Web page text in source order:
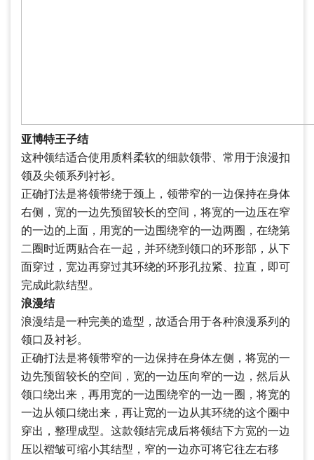
亚博特王子结
这种领结适合使用质料柔软的细款领带、常用于浪漫扣
领及尖领系列衬衫。
正确打法是将领带绕于颈上，领带窄的一边保持在身体
右侧，宽的一边先预留较长的空间，将宽的一边压在窄
的一边的上面，用宽的一边围绕窄的一边两圈，在绕第
二圈时近两贴合在一起，并环绕到领口的环形部，从下
面穿过，宽边再穿过其环绕的环形孔拉紧、拉直，即可
完成此款结型。
浪漫结
浪漫结是一种完美的造型，故适合用于各种浪漫系列的
领口及衬衫。
正确打法是将领带窄的一边保持在身体左侧，将宽的一
边先预留较长的空间，宽的一边压向窄的一边，然后从
领口绕出来，再用宽的一边围绕窄的一边一圈，将宽的
一边从领口绕出来，再让宽的一边从其环绕的这个圈中
穿出，整理成型。这款领结完成后将领结下方宽的一边
压以褶皱可缩小其结型，窄的一边亦可将它往左右移